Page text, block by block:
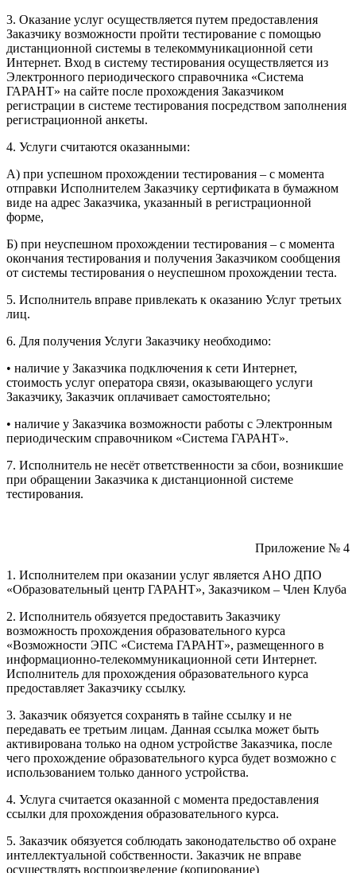
3. Оказание услуг осуществляется путем предоставления
Заказчику возможности пройти тестирование с помощью
дистанционной системы в телекоммуникационной сети
Интернет. Вход в систему тестирования осуществляется из
Электронного периодического справочника «Система
ГАРАНТ» на сайте после прохождения Заказчиком
регистрации в системе тестирования посредством заполнения
регистрационной анкеты.
4. Услуги считаются оказанными:
А) при успешном прохождении тестирования – с момента
отправки Исполнителем Заказчику сертификата в бумажном
виде на адрес Заказчика, указанный в регистрационной
форме,
Б) при неуспешном прохождении тестирования – с момента
окончания тестирования и получения Заказчиком сообщения
от системы тестирования о неуспешном прохождении теста.
5. Исполнитель вправе привлекать к оказанию Услуг третьих
лиц.
6. Для получения Услуги Заказчику необходимо:
• наличие у Заказчика подключения к сети Интернет,
стоимость услуг оператора связи, оказывающего услуги
Заказчику, Заказчик оплачивает самостоятельно;
• наличие у Заказчика возможности работы с Электронным
периодическим справочником «Система ГАРАНТ».
7. Исполнитель не несёт ответственности за сбои, возникшие
при обращении Заказчика к дистанционной системе
тестирования.
Приложение № 4
1. Исполнителем при оказании услуг является АНО ДПО
«Образовательный центр ГАРАНТ», Заказчиком – Член Клуба
2. Исполнитель обязуется предоставить Заказчику
возможность прохождения образовательного курса
«Возможности ЭПС «Система ГАРАНТ», размещенного в
информационно-телекоммуникационной сети Интернет.
Исполнитель для прохождения образовательного курса
предоставляет Заказчику ссылку.
3. Заказчик обязуется сохранять в тайне ссылку и не
передавать ее третьим лицам. Данная ссылка может быть
активирована только на одном устройстве Заказчика, после
чего прохождение образовательного курса будет возможно с
использованием только данного устройства.
4. Услуга считается оказанной с момента предоставления
ссылки для прохождения образовательного курса.
5. Заказчик обязуется соблюдать законодательство об охране
интеллектуальной собственности. Заказчик не вправе
осуществлять воспроизведение (копирование)